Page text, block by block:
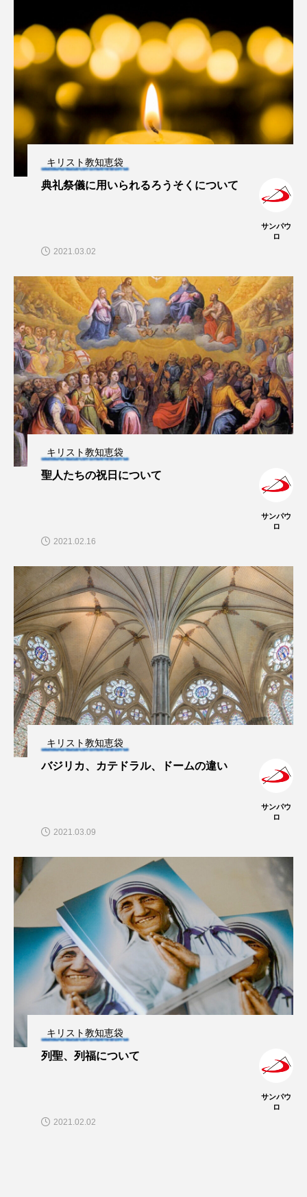
キリスト教知恵袋
典礼祭儀に用いられるろうそくについて
サンパウ
ロ
2021.03.02
キリスト教知恵袋
聖人たちの祝日について
サンパウ
ロ
2021.02.16
キリスト教知恵袋
バジリカ、カテドラル、ドームの違い
サンパウ
ロ
2021.03.09
キリスト教知恵袋
列聖、列福について
サンパウ
ロ
2021.02.02